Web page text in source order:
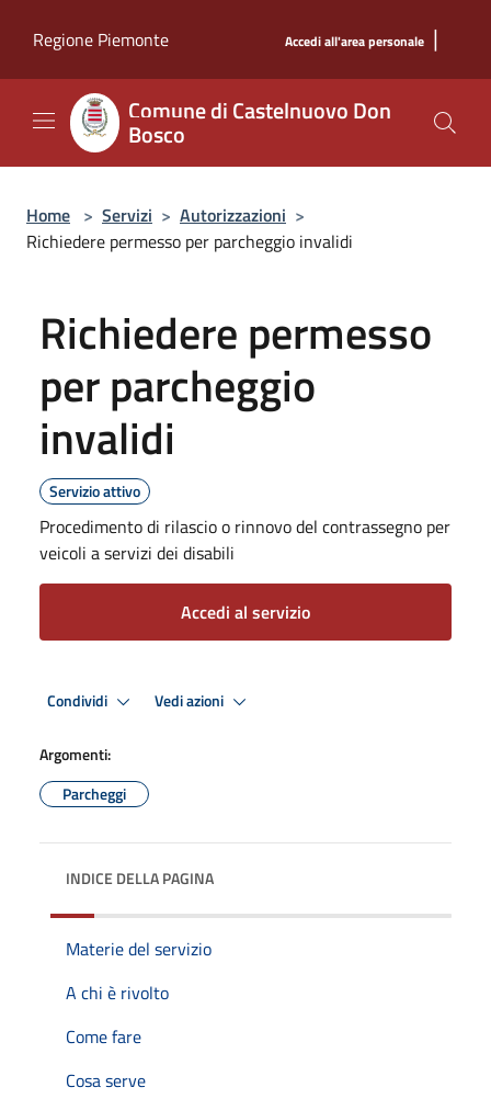
Regione Piemonte
Accedi all'area personale |
Comune di Castelnuovo Don
Bosco
Home > Servizi > Autorizzazioni >
Richiedere permesso per parcheggio invalidi
Richiedere permesso
per parcheggio
invalidi
Servizio attivo
Procedimento di rilascio o rinnovo del contrassegno per
veicoli a servizi dei disabili
Accedi al servizio
Condividi Vedi azioni
Argomenti:
Parcheggi
INDICE DELLA PAGINA
Materie del servizio
A chi è rivolto
Come fare
Cosa serve